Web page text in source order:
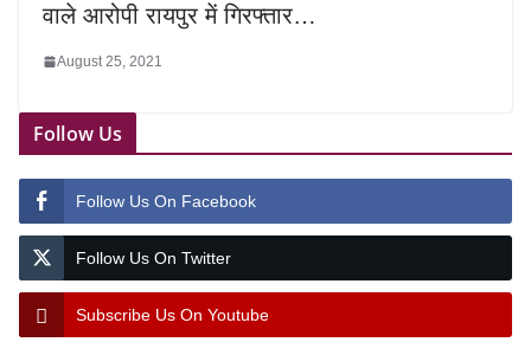
वाले आरोपी रायपुर में गिरफ्तार…
August 25, 2021
Follow Us
Follow Us On Facebook
Follow Us On Twitter
Subscribe Us On Youtube